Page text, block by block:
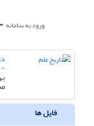
ورود به سامانه
-
فایل ها